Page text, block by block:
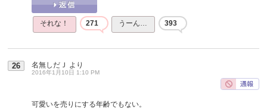
それな！ 271 うーん… 393
26 名無しだＪ より
2016年1月10日 1:10 PM
可愛いを売りにする年齢でもない。